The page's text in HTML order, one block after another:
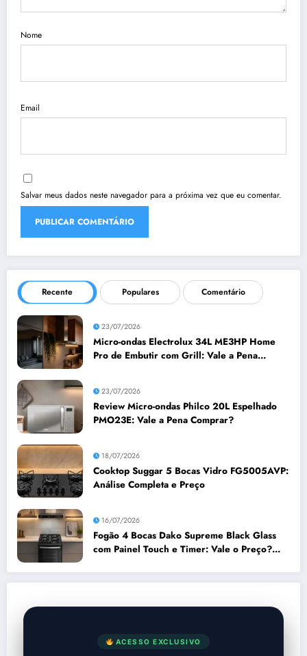
Nome
Email
Salvar meus dados neste navegador para a próxima vez que eu comentar.
Recente Populares Comentário
23/07/2026
Micro-ondas Electrolux 34L ME3HP Home
Pro de Embutir com Grill: Vale a Pena
23/07/2026
Review Micro-ondas Philco 20L Espelhado
PMO23E: Vale a Pena Comprar?
18/07/2026
Cooktop Suggar 5 Bocas Vidro FG5005AVP:
Análise Completa e Preço
16/07/2026
Fogão 4 Bocas Dako Supreme Black Glass
com Painel Touch e Timer: Vale o Preço?
ACESSO EXCLUSIVO